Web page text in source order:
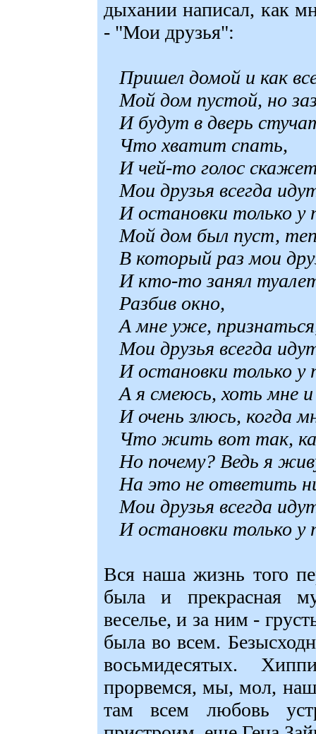
дыхании написал, как
- "Мои друзья":
Пришел домой и как
Мой дом пустой, но
И будут в дверь
Что хватит спать,
И чей-то голос
Мои друзья всегда
И остановки только у
Мой дом был пуст,
В который раз мои
И кто-то занял
Разбив окно,
А мне уже,
Мои друзья всегда
И остановки только у
А я смеюсь, хоть мне
И очень злюсь, когда
Что жить вот так,
Но почему? Ведь я
На это не ответить
Мои друзья всегда
И остановки только у
Вся наша жизнь того
была и прекрасная
веселье, и за ним -
была во всем.
восьмидесятых.
прорвемся, мы, мол,
там всем любовь